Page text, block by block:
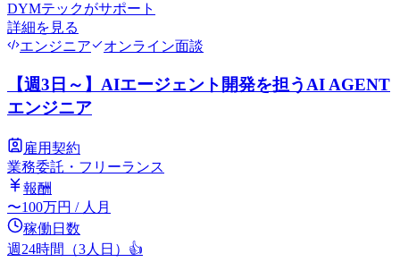
DYMテックがサポート
詳細を見る
エンジニア
オンライン面談
【週3日～】AIエージェント開発を担うAI AGENT
エンジニア
雇用契約
業務委託・フリーランス
報酬
〜100万円 / 人月
稼働日数
週24時間（3人日） 👍